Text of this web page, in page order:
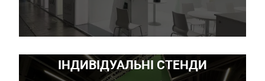
ІНДИВІДУАЛЬНІ СТЕНДИ